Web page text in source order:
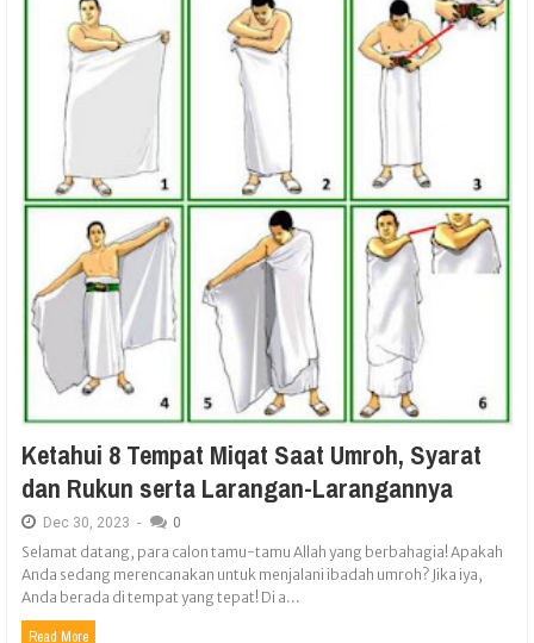
Ketahui 8 Tempat Miqat Saat Umroh, Syarat
dan Rukun serta Larangan-Larangannya
Dec 30, 2023 - 0
Selamat datang, para calon tamu-tamu Allah yang berbahagia! Apakah
Anda sedang merencanakan untuk menjalani ibadah umroh? Jika iya,
Anda berada di tempat yang tepat! Di a...
Read More